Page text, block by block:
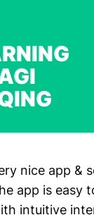
nice app &
app is easy
intuitive